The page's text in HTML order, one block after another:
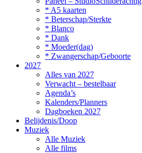
* A5 kaarten
* Beterschap/Sterkte
* Blanco
* Dank
* Moeder(dag)
* Zwangerschap/Geboorte
2027
Alles van 2027
Verwacht – bestelbaar
Agenda’s
Kalenders/Planners
Dagboeken 2027
Belijdenis/Doop
Muziek
Alle Muziek
Alle films